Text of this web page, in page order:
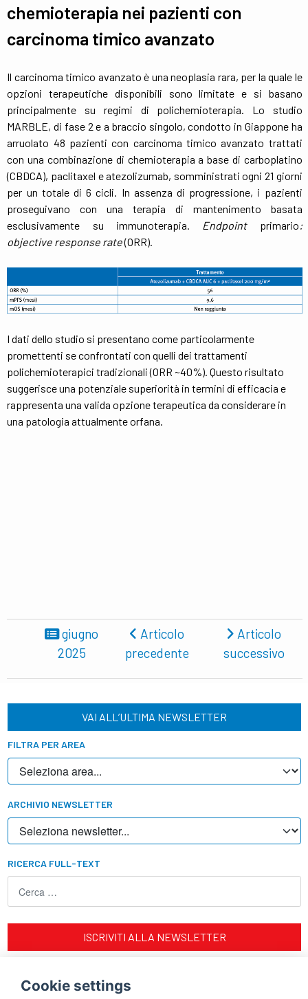
chemioterapia nei pazienti con
carcinoma timico avanzato
Il carcinoma timico avanzato è una neoplasia rara, per la quale le
opzioni terapeutiche disponibili sono limitate e si basano
principalmente su regimi di polichemioterapia. Lo studio
MARBLE, di fase 2 e a braccio singolo, condotto in Giappone ha
arruolato 48 pazienti con carcinoma timico avanzato trattati
con una combinazione di chemioterapia a base di carboplatino
(CBDCA), paclitaxel e atezolizumab, somministrati ogni 21 giorni
per un totale di 6 cicli. In assenza di progressione, i pazienti
proseguivano con una terapia di mantenimento basata
esclusivamente su immunoterapia. Endpointprimario:
objective response rate(ORR).
I dati dello studio si presentano come particolarmente
promettenti se confrontati con quelli dei trattamenti
polichemioterapici tradizionali (ORR ~40%). Questo risultato
suggerisce una potenziale superiorità in termini di efficacia e
rappresenta una valida opzione terapeutica da considerare in
una patologia attualmente orfana.
giugno
2025
Articolo
precedente
Articolo
successivo
VAI ALL’ULTIMA NEWSLETTER
FILTRA PER AREA
ARCHIVIO NEWSLETTER
RICERCA FULL-TEXT
ISCRIVITI ALLA NEWSLETTER
Cookie settings